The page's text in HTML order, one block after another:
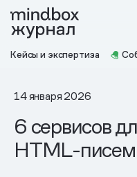
Кейсы и экспертиза
14 января 2026
6 сервисов
HTML-писем